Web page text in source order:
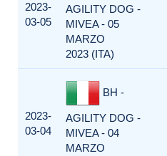
2023-
03-05
AGILITY DOG -
MIVEA - 05
MARZO
2023 (ITA)
2023-
03-04
BH -
AGILITY DOG -
MIVEA - 04
MARZO